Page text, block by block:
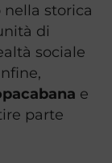
storica
di
sociale
e
parte